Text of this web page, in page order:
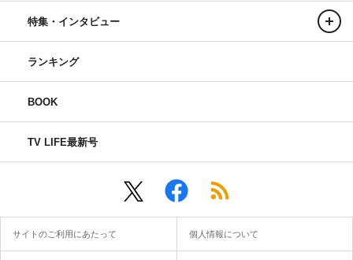
特集・インタビュー
ランキング
BOOK
TV LIFE最新号
サイトのご利用にあたって 個人情報について